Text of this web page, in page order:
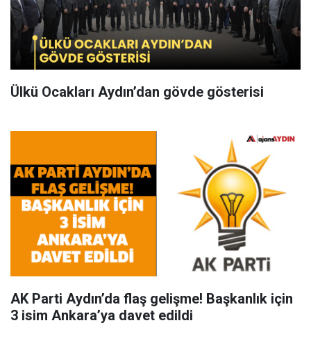
Ülkü Ocakları Aydın’dan gövde gösterisi
AK Parti Aydın’da flaş gelişme! Başkanlık için
3 isim Ankara’ya davet edildi